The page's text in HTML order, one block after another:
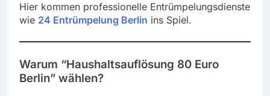
Hier kommen professionelle Entrümpelungsdienste
wie 24 Entrümpelung Berlin ins Spiel.
Warum “Haushaltsauflösung 80 Euro
Berlin” wählen?